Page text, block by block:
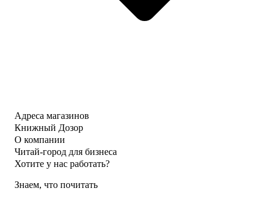
Адреса магазинов
Книжный Дозор
О компании
Читай-город для бизнеса
Хотите у нас работать?
Знаем, что почитать